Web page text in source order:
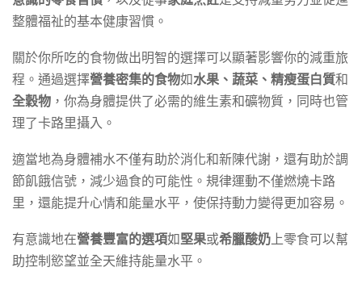
整體福祉的基本健康習慣。
關於你所吃的食物做出明智的選擇可以顯著影響你的減重旅
程。通過選擇營養密集的食物如水果、蔬菜、精瘦蛋白質和
全穀物 ，你為身體提供了必需的維生素和礦物質，同時也管
理了卡路里攝入。
適當地為身體補水不僅有助於消化和新陳代謝，還有助於調
節飢餓信號，減少過食的可能性。規律運動不僅燃燒卡路
里，還能提升心情和能量水平，使保持動力變得更加容易。
有意識地在營養豐富的選項如堅果或希臘酸奶 上零食可以幫
助控制慾望並全天維持能量水平。